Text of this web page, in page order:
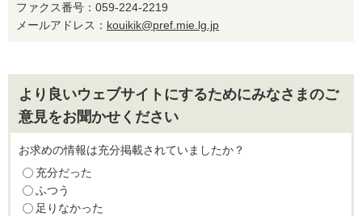
ファクス番号：059-224-2219
メールアドレス： kouikik@pref.mie.lg.jp
より良いウェブサイトにするためにみなさまのご
意見をお聞かせください
お求めの情報は充分掲載されていましたか？
充分だった
ふつう
足りなかった